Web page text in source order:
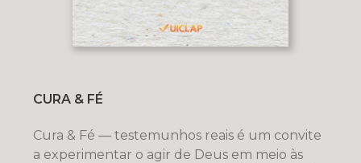
CURA & FÉ
Cura & Fé — testemunhos reais é um convite
a experimentar o agir de Deus em meio às